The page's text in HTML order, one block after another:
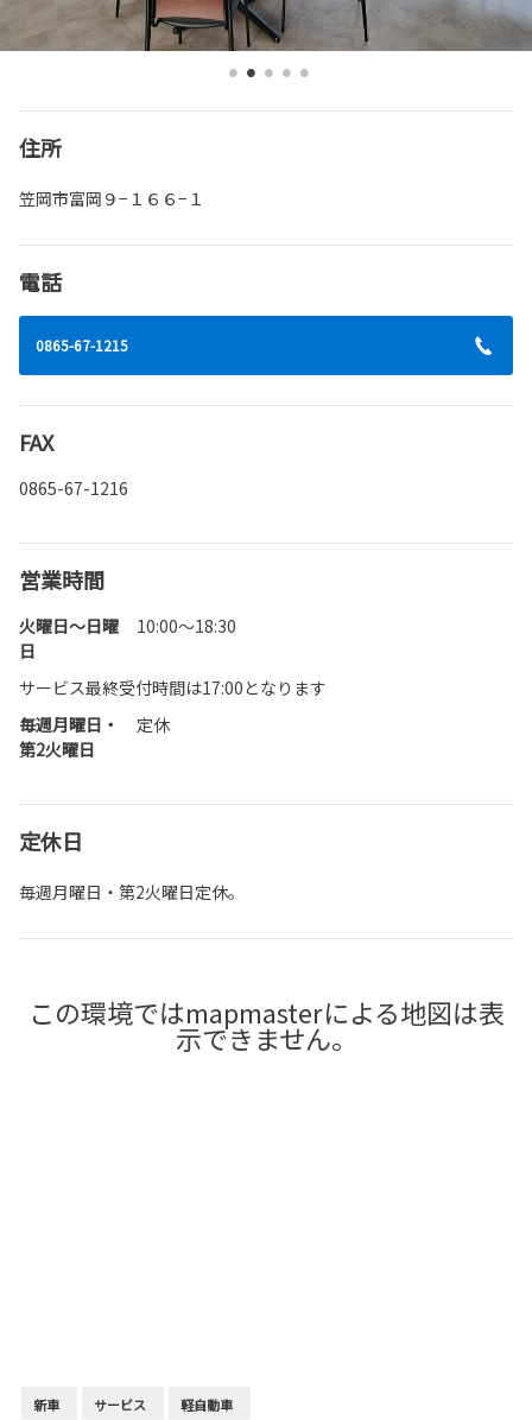
住所
笠岡市富岡９−１６６−１
電話
0865-67-1215
FAX
0865-67-1216
営業時間
火曜日～日曜
日
10:00～18:30
サービス最終受付時間は17:00となります
毎週月曜日・
第2火曜日
定休
定休日
毎週月曜日・第2火曜日定休。
新車 サービス 軽自動車
この環境ではmapmasterによる地図は表
示できません。